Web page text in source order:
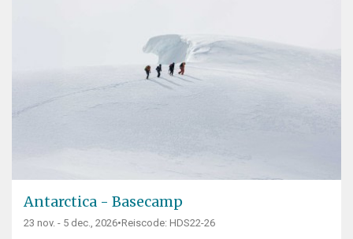
Antarctica - Basecamp
23 nov. - 5 dec., 2026•Reiscode: HDS22-26